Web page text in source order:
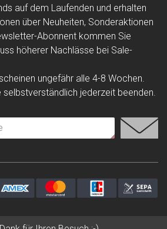
auf dem Laufenden und erhalten
über Neuheiten, Sonderaktionen
Abonnent kommen Sie
höherer Nachlässe bei Sale-
ungefähr alle 4-8 Wochen.
selbstverständlich jederzeit beenden.